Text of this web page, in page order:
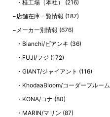
桂工場（本社）
(216)
店舗在庫一覧情報 (187)
メーカー別情報 (676)
Bianchi/ビアンキ (36)
FUJI/フジ (172)
GIANT/ジャイアント (116)
KhodaaBloom/コーダーブルーム
KONA/コナ (80)
MARIN/マリン (87)